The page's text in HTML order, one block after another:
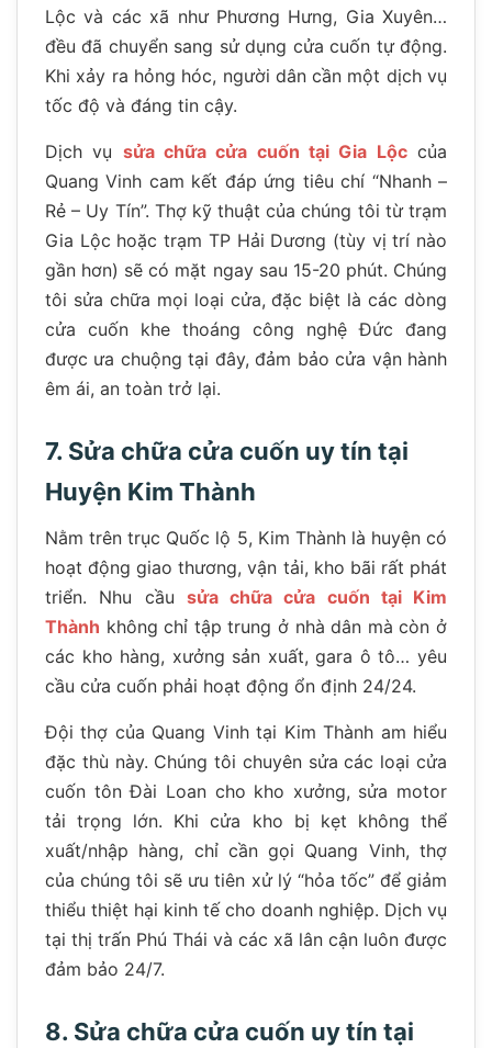
Lộc và các xã như Phương Hưng, Gia Xuyên…
đều đã chuyển sang sử dụng cửa cuốn tự động.
Khi xảy ra hỏng hóc, người dân cần một dịch vụ
tốc độ và đáng tin cậy.
Dịch vụ sửa chữa cửa cuốn tại Gia Lộccủa
Quang Vinh cam kết đáp ứng tiêu chí “Nhanh –
Rẻ – Uy Tín”. Thợ kỹ thuật của chúng tôi từ trạm
Gia Lộc hoặc trạm TP Hải Dương (tùy vị trí nào
gần hơn) sẽ có mặt ngay sau 15-20 phút. Chúng
tôi sửa chữa mọi loại cửa, đặc biệt là các dòng
cửa cuốn khe thoáng công nghệ Đức đang
được ưa chuộng tại đây, đảm bảo cửa vận hành
êm ái, an toàn trở lại.
7. Sửa chữa cửa cuốn uy tín tại
Huyện Kim Thành
Nằm trên trục Quốc lộ 5, Kim Thành là huyện có
hoạt động giao thương, vận tải, kho bãi rất phát
triển. Nhu cầu sửa chữa cửa cuốn tại Kim
Thành không chỉ tập trung ở nhà dân mà còn ở
các kho hàng, xưởng sản xuất, gara ô tô… yêu
cầu cửa cuốn phải hoạt động ổn định 24/24.
Đội thợ của Quang Vinh tại Kim Thành am hiểu
đặc thù này. Chúng tôi chuyên sửa các loại cửa
cuốn tôn Đài Loan cho kho xưởng, sửa motor
tải trọng lớn. Khi cửa kho bị kẹt không thể
xuất/nhập hàng, chỉ cần gọi Quang Vinh, thợ
của chúng tôi sẽ ưu tiên xử lý “hỏa tốc” để giảm
thiểu thiệt hại kinh tế cho doanh nghiệp. Dịch vụ
tại thị trấn Phú Thái và các xã lân cận luôn được
đảm bảo 24/7.
8. Sửa chữa cửa cuốn uy tín tại